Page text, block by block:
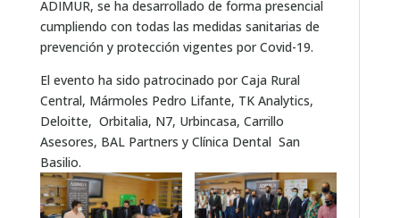
ADIMUR, se ha desarrollado de forma presencial
cumpliendo con todas las medidas sanitarias de
prevención y protección vigentes por Covid-19.
El evento ha sido patrocinado por Caja Rural
Central, Mármoles Pedro Lifante, TK Analytics,
Deloitte, Orbitalia, N7, Urbincasa, Carrillo
Asesores, BAL Partners y Clínica Dental San
Basilio.